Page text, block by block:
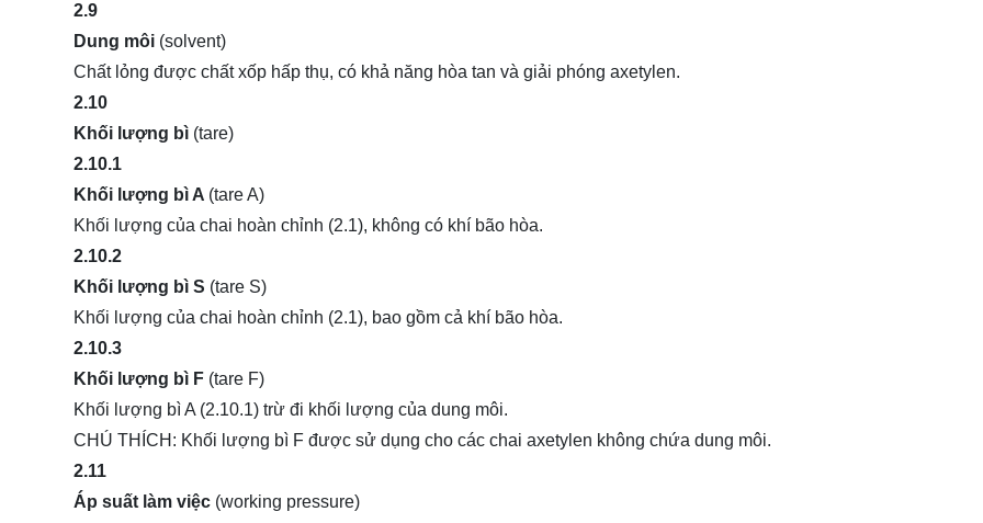
2.9
Dung môi (solvent)
Chất lỏng được chất xốp hấp thụ, có khả năng hòa tan và giải phóng axetylen.
2.10
Khối lượng bì (tare)
2.10.1
Khối lượng bì A (tare A)
Khối lượng của chai hoàn chỉnh (2.1), không có khí bão hòa.
2.10.2
Khối lượng bì S (tare S)
Khối lượng của chai hoàn chỉnh (2.1), bao gồm cả khí bão hòa.
2.10.3
Khối lượng bì F (tare F)
Khối lượng bì A (2.10.1) trừ đi khối lượng của dung môi.
CHÚ THÍCH: Khối lượng bì F được sử dụng cho các chai axetylen không chứa dung môi.
2.11
Áp suất làm việc (working pressure)